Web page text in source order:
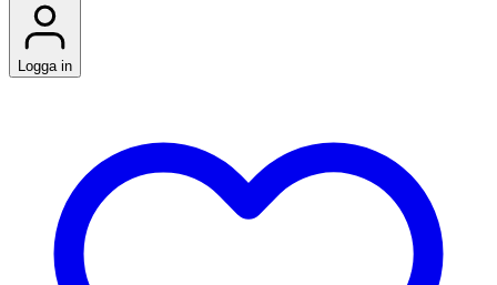
Logga in